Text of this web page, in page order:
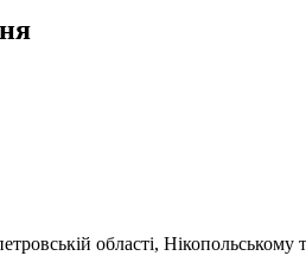
області,